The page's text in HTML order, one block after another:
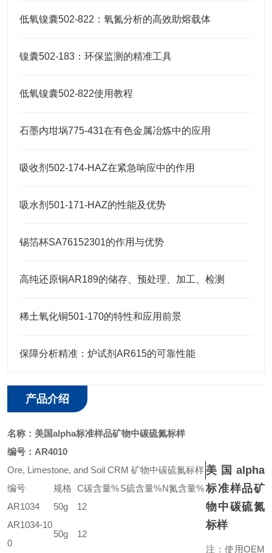
低氧镍囊502-822：氧氮分析的高效助熔载体
镍囊502-183：环保监测的精准工具
低氧镍囊502-822使用教程
石墨内坩埚775-431在有色金属冶炼中的应用
吸收剂502-174-HAZ在紧急响应中的作用
吸水剂501-171-HAZ的性能及优势
锡箔杯SA76152301的作用与优势
高纯还原铜AR189的储存、预处理、加工、检测
稀土氧化铜501-170的特性和应用前景
保障分析精准：炉试剂AR615的可靠性能
产品介绍
名称： 美国alpha标准样品矿物中碳硫氮标样
编号： AR4010
Ore, Limestone, and Soil CRM 矿物中碳硫氮标样
编号
规格 C碳含量%S硫含量%N氮含量%
AR1034
50g
12
AR1034-10
0
50g 12
美国alpha
标准样品矿
物中碳硫氮
标样
注：使用OEM